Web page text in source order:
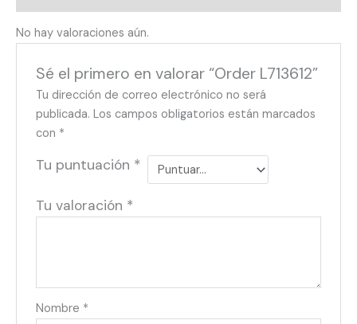
No hay valoraciones aún.
Sé el primero en valorar “Order L713612”
Tu dirección de correo electrónico no será
publicada. Los campos obligatorios están marcados
con *
Tu puntuación *
Tu valoración *
Nombre *